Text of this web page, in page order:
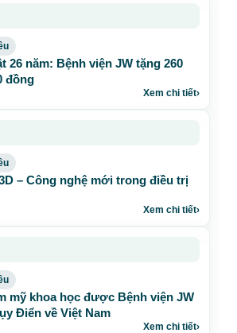
26 năm: Bệnh viện JW tặng 260
đồng
Xem chi tiết›
– Công nghệ mới trong điều trị
Xem chi tiết›
mỹ khoa học được Bệnh viện JW
Điển về Việt Nam
Xem chi tiết›